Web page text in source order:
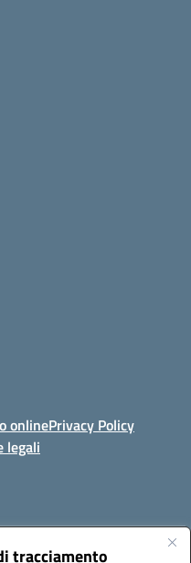
tracciamento
onlinePrivacy Policy
legali
- 91025 Marsala